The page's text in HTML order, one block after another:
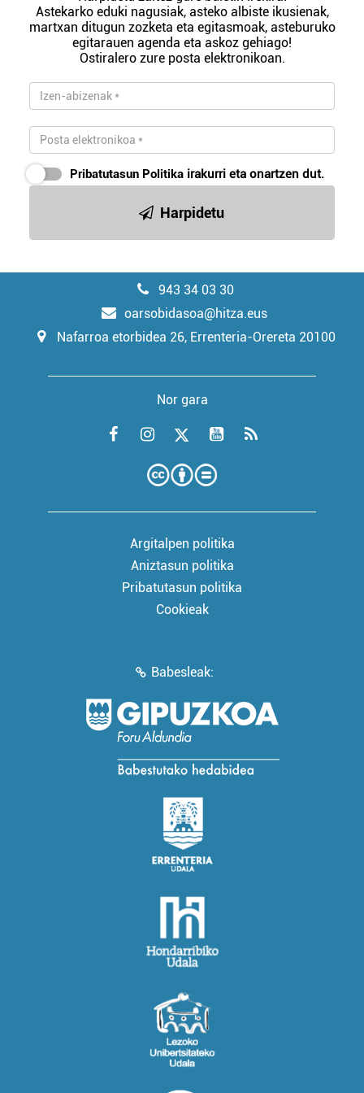
Astekarko eduki nagusiak, asteko albiste ikusienak,
martxan ditugun zozketa eta egitasmoak, asteburuko
egitarauen agenda eta askoz gehiago!
Ostiralero zure posta elektronikoan.
Pribatutasun Politika irakurri eta onartzen dut.
Harpidetu
943 34 03 30
oarsobidasoa@hitza.eus
Nafarroa etorbidea 26, Errenteria-Orereta 20100
Nor gara
Argitalpen politika
Aniztasun politika
Pribatutasun politika
Cookieak
Babesleak: